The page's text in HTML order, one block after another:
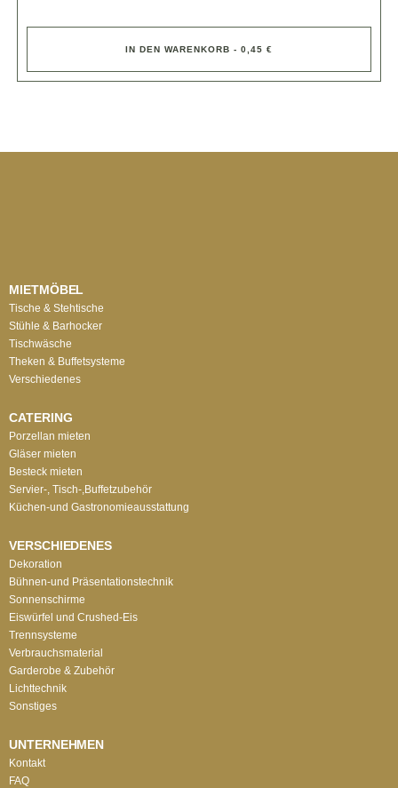
IN DEN WARENKORB - 0,45 €
MIETMÖBEL
Tische & Stehtische
Stühle & Barhocker
Tischwäsche
Theken & Buffetsysteme
Verschiedenes
CATERING
Porzellan mieten
Gläser mieten
Besteck mieten
Servier-, Tisch-,Buffetzubehör
Küchen-und Gastronomieausstattung
VERSCHIEDENES
Dekoration
Bühnen-und Präsentationstechnik
Sonnenschirme
Eiswürfel und Crushed-Eis
Trennsysteme
Verbrauchsmaterial
Garderobe & Zubehör
Lichttechnik
Sonstiges
UNTERNEHMEN
Kontakt
FAQ